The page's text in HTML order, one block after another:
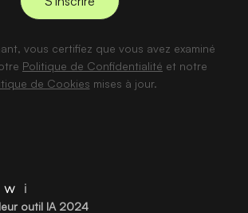
vous certifiez que vous avez examiné
Politique de Confidentialité et notre
de Cookies mises à jour.
outil IA 2024